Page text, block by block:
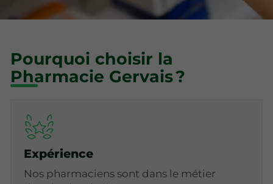
Pourquoi choisir la
Pharmacie Gervais ?
Expérience
Nos pharmaciens sont dans le métier